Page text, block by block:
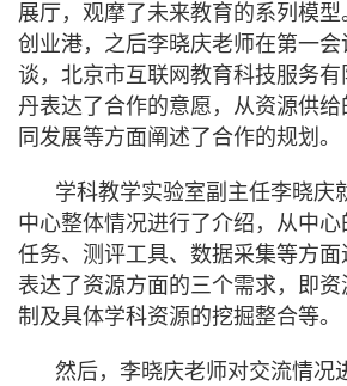
展厅，观摩了未来教育的系列模型
创业港，之后李晓庆老师在第一
谈，北京市互联网教育科技服务
丹表达了合作的意愿，从资源供
同发展等方面阐述了合作的规划。
学科教学实验室副主任李晓庆
中心整体情况进行了介绍，从中
任务、测评工具、数据采集等方
表达了资源方面的三个需求，即
制及具体学科资源的挖掘整合等。
然后，李晓庆老师对交流情况